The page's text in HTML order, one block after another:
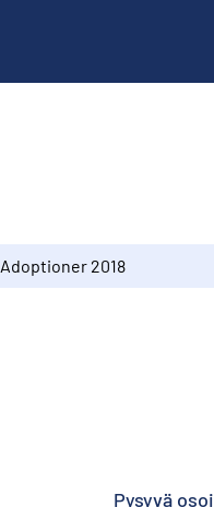
Adoptioner 2018
Pysyvä